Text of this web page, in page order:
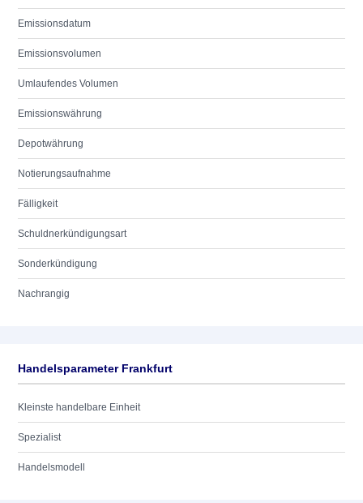
Emissionsdatum
Emissionsvolumen
Umlaufendes Volumen
Emissionswährung
Depotwährung
Notierungsaufnahme
Fälligkeit
Schuldnerkündigungsart
Sonderkündigung
Nachrangig
Handelsparameter Frankfurt
Kleinste handelbare Einheit
Spezialist
Handelsmodell